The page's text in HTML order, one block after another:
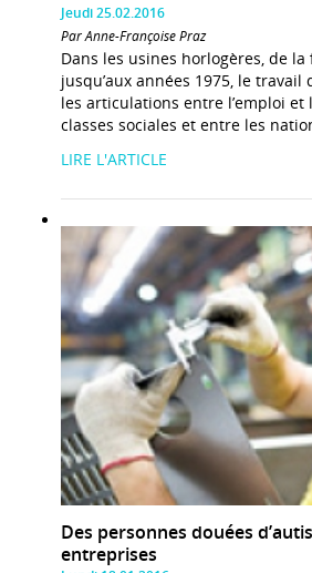
Jeudi 25.02.2016
Par Anne-Françoise Praz
Dans les usines horlogères, de la
jusqu’aux années 1975, le
les articulations entre l’emploi et
classes sociales et entre les
LIRE L'ARTICLE
Des personnes douées
entreprises